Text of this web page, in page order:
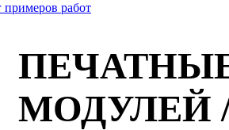
работ
МОДУЛЕЙ /